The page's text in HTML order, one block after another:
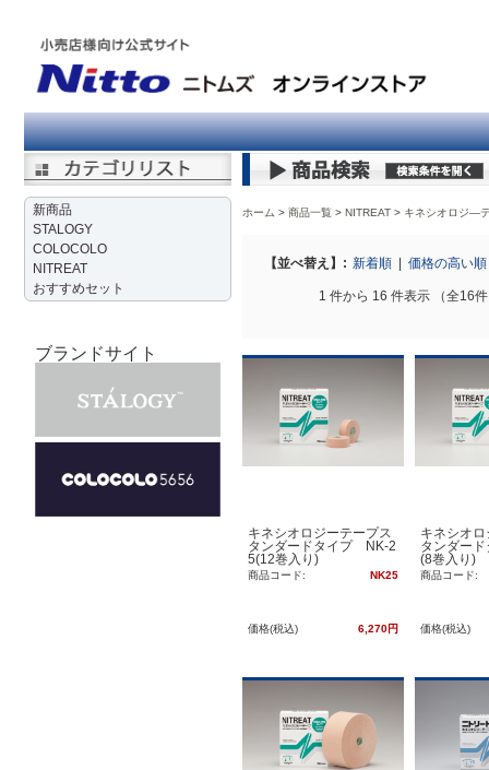
新商品
STALOGY
COLOCOLO
NITREAT
おすすめセット
ブランドサイト
ホーム 商品一覧 NITREAT > キネシオロジ―
【並べ替え】: 新着順 価格の高い順
1 件から 16 件表示 （全16
キネシオロジーテープス
タンダードタイプ NK-2
5(12巻入り)
商品コード: NK25
価格(税込) 6,270円
キネシオ
タンダー
(8巻入り)
商品コード:
価格(税込)